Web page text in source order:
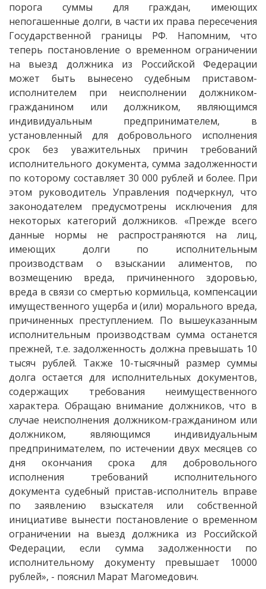
порога суммы для граждан, имеющих
непогашенные долги, в части их права пересечения
Государственной границы РФ. Напомним, что
теперь постановление о временном ограничении
на выезд должника из Российской Федерации
может быть вынесено судебным приставом-
исполнителем при неисполнении должником-
гражданином или должником, являющимся
индивидуальным предпринимателем, в
установленный для добровольного исполнения
срок без уважительных причин требований
исполнительного документа, сумма задолженности
по которому составляет 30 000 рублей и более. При
этом руководитель Управления подчеркнул, что
законодателем предусмотрены исключения для
некоторых категорий должников. «Прежде всего
данные нормы не распространяются на лиц,
имеющих долги по исполнительным
производствам о взыскании алиментов, по
возмещению вреда, причиненного здоровью,
вреда в связи со смертью кормильца, компенсации
имущественного ущерба и (или) морального вреда,
причиненных преступлением. По вышеуказанным
исполнительным производствам сумма останется
прежней, т.е. задолженность должна превышать 10
тысяч рублей. Также 10-тысячный размер суммы
долга остается для исполнительных документов,
содержащих требования неимущественного
характера. Обращаю внимание должников, что в
случае неисполнения должником-гражданином или
должником, являющимся индивидуальным
предпринимателем, по истечении двух месяцев со
дня окончания срока для добровольного
исполнения требований исполнительного
документа судебный пристав-исполнитель вправе
по заявлению взыскателя или собственной
инициативе вынести постановление о временном
ограничении на выезд должника из Российской
Федерации, если сумма задолженности по
исполнительному документу превышает 10000
рублей», - пояснил Марат Магомедович.